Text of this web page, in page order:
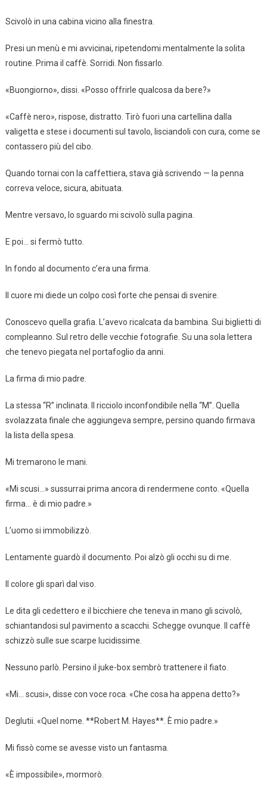
Scivolò in una cabina vicino alla finestra.
Presi un menù e mi avvicinai, ripetendomi mentalmente la solita
routine. Prima il caffè. Sorridi. Non fissarlo.
«Buongiorno», dissi. «Posso offrirle qualcosa da bere?»
«Caffè nero», rispose, distratto. Tirò fuori una cartellina dalla
valigetta e stese i documenti sul tavolo, lisciandoli con cura, come se
contassero più del cibo.
Quando tornai con la caffettiera, stava già scrivendo — la penna
correva veloce, sicura, abituata.
Mentre versavo, lo sguardo mi scivolò sulla pagina.
E poi… si fermò tutto.
In fondo al documento c’era una firma.
Il cuore mi diede un colpo così forte che pensai di svenire.
Conoscevo quella grafia. L’avevo ricalcata da bambina. Sui biglietti di
compleanno. Sul retro delle vecchie fotografie. Su una sola lettera
che tenevo piegata nel portafoglio da anni.
La firma di mio padre.
La stessa “R” inclinata. Il ricciolo inconfondibile nella “M”. Quella
svolazzata finale che aggiungeva sempre, persino quando firmava
la lista della spesa.
Mi tremarono le mani.
«Mi scusi…» sussurrai prima ancora di rendermene conto. «Quella
firma… è di mio padre.»
L’uomo si immobilizzò.
Lentamente guardò il documento. Poi alzò gli occhi su di me.
Il colore gli sparì dal viso.
Le dita gli cedettero e il bicchiere che teneva in mano gli scivolò,
schiantandosi sul pavimento a scacchi. Schegge ovunque. Il caffè
schizzò sulle sue scarpe lucidissime.
Nessuno parlò. Persino il juke-box sembrò trattenere il fiato.
«Mi… scusi», disse con voce roca. «Che cosa ha appena detto?»
Deglutii. «Quel nome. **Robert M. Hayes**. È mio padre.»
Mi fissò come se avesse visto un fantasma.
«È impossibile», mormorò.